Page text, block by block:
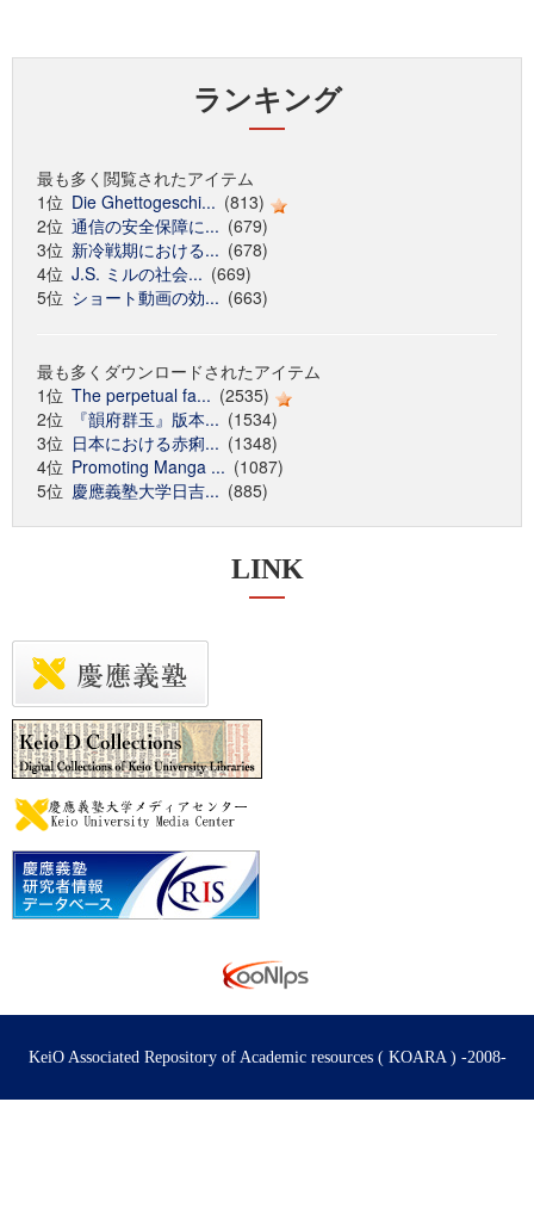
ランキング
最も多く閲覧されたアイテム
1位 Die Ghettogeschi... (813)
2位 通信の安全保障に... (679)
3位 新冷戦期における... (678)
4位 J.S. ミルの社会... (669)
5位 ショート動画の効... (663)
最も多くダウンロードされたアイテム
1位 The perpetual fa... (2535)
2位
『韻府群玉』版本... (1534)
3位 日本における赤痢... (1348)
4位 Promoting Manga ... (1087)
5位 慶應義塾大学日吉... (885)
LINK
KeiO Associated Repository of Academic resources ( KOARA ) -2008-